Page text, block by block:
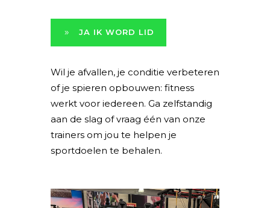
JA IK WORD LID
Wil je afvallen, je conditie verbeteren
of je spieren opbouwen: fitness
werkt voor iedereen. Ga zelfstandig
aan de slag of vraag één van onze
trainers om jou te helpen je
sportdoelen te behalen.